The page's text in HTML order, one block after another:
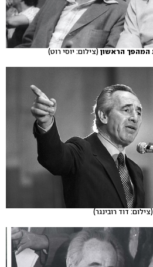
(צילום: יוסי רוט)
(צילום: דוד רובינגר)